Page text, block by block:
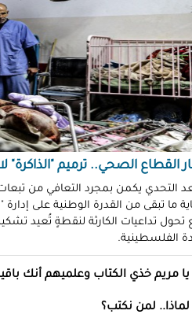
في سجون "إسرائيل"!
طولكرم بين وعود الإغاثة وواقع
سلامة
الشُّهود.. نهجٌ "إسرائيلي"
من العقاب!
توفيق
"الشبح" بغزة.. هويّات تُكشف
مرة!
قاتلة.. مضادات حيوية في قِطع
كريم"!
القطاع الصحي.. ترميم "الذاكرة"
التحدي يكمن بمجرد التعافي من
ما تبقى من القدرة الوطنية على إدارة
تحول تداعيات الكارثة لنقطةٍ تُعيد
الفلسطينية.
يا مريم خذي الكتاب وعلميهم أنك
لماذا.. لمن نكتب؟